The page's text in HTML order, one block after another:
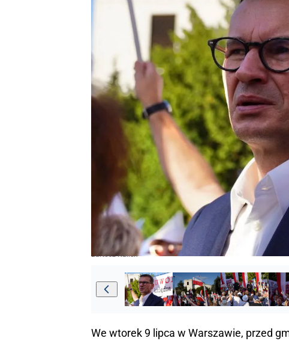
Bartosz Kalich
We wtorek 9 lipca w Warszawie, przed